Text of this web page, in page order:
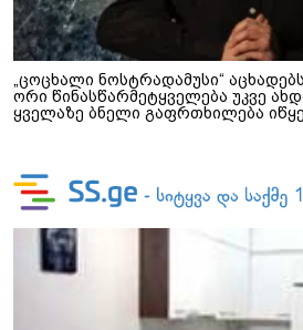
„ცოცხალი ნოსტრადამუსი“
ორი წინასწარმეტყველება უკვე
ყველაზე ბნელი გაფრთხილება